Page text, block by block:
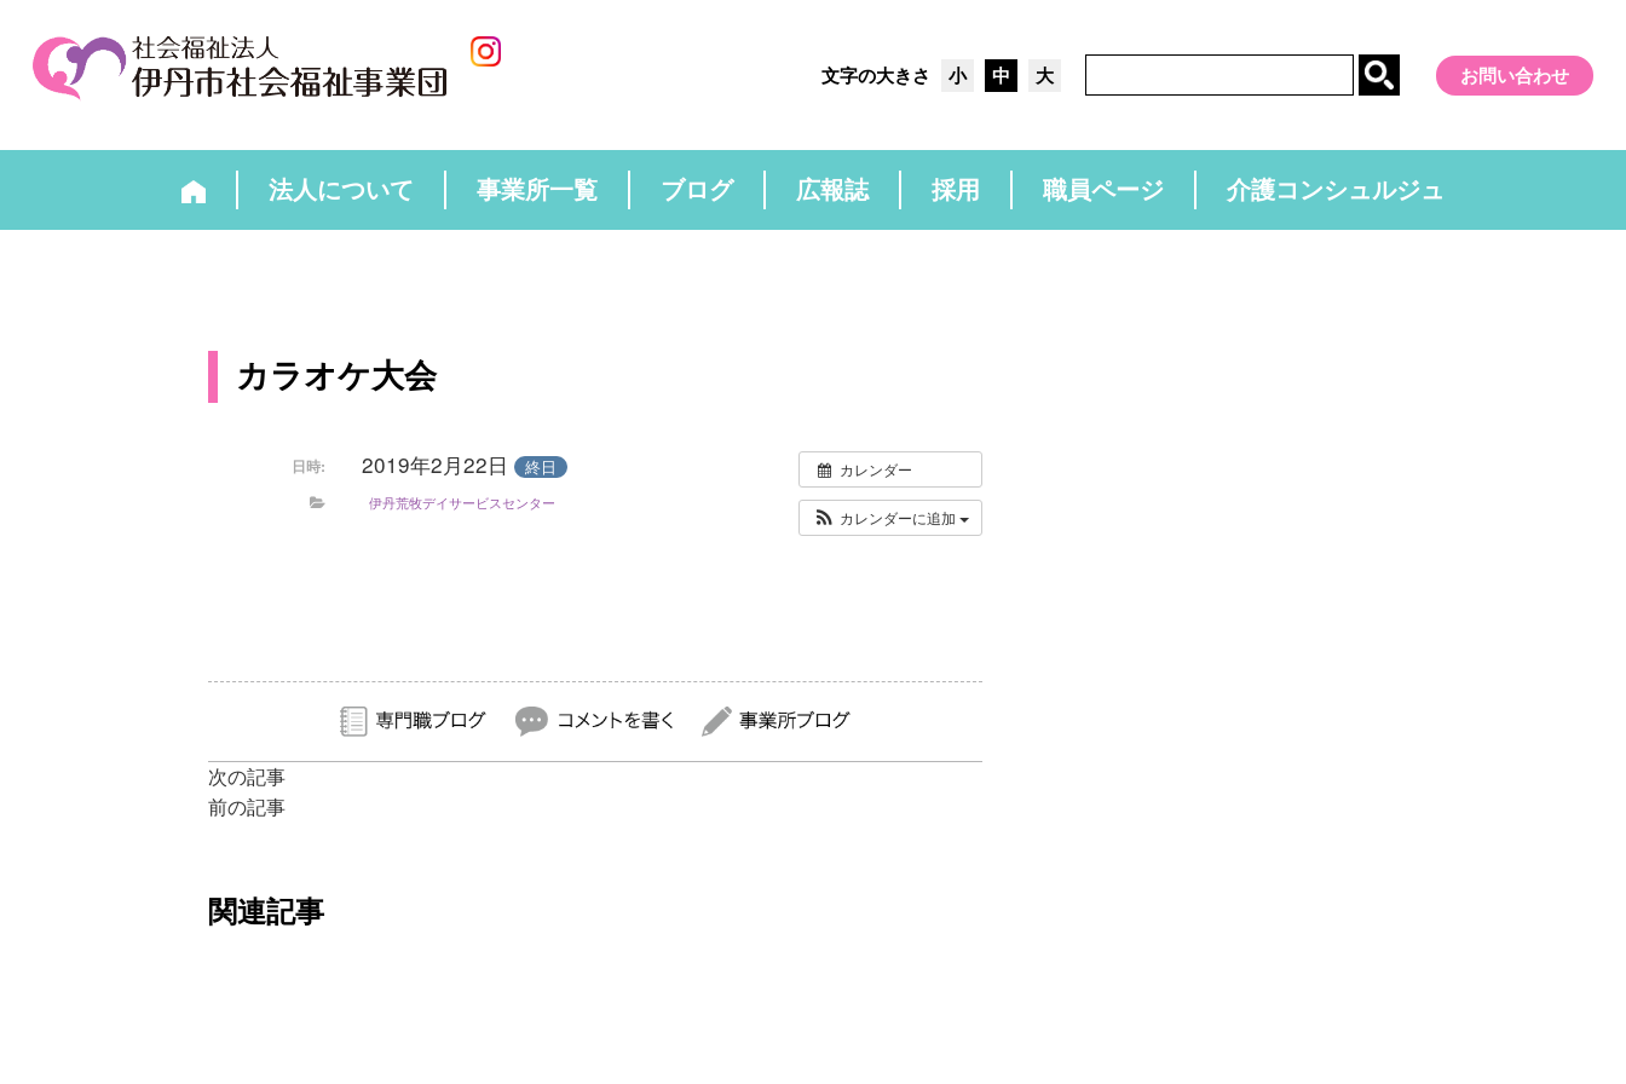
文字の大きさ 小 中 大 お問い合わせ
法人について 事業所一覧 ブログ 広報誌 採用 職員ページ 介護コンシュルジュ
カラオケ大会
カレンダー
カレンダーに追加
日時: 2019年2月22日 終日
伊丹荒牧デイサービスセンター
次の記事
前の記事
関連記事